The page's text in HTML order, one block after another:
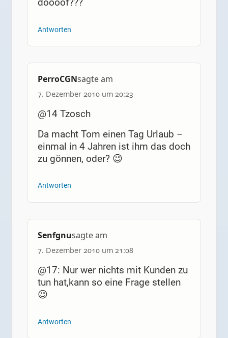
Antworten
PerroCGNsagte am
7. Dezember 2010 um 20:23
@14 Tzosch
Da macht Tom einen Tag Urlaub –
einmal in 4 Jahren ist ihm das doch
zu gönnen, oder? 😉
Antworten
Senfgnusagte am
7. Dezember 2010 um 21:08
@17: Nur wer nichts mit Kunden zu
tun hat,kann so eine Frage stellen
😉
Antworten